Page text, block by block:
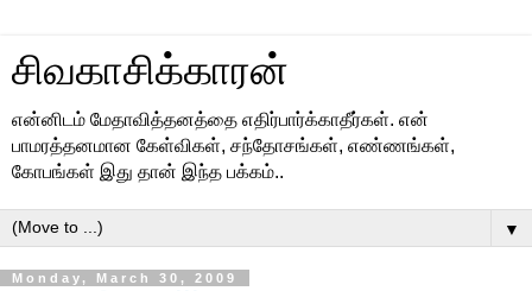
சிவகாசிக்காரன்
என்னிடம் மேதாவித்தனத்தை எதிர்பார்க்காதீர்கள். என்
பாமரத்தனமான கேள்விகள், சந்தோசங்கள், எண்ணங்கள்,
கோபங்கள் இது தான் இந்த பக்கம்..
▼
Monday, March 30, 2009